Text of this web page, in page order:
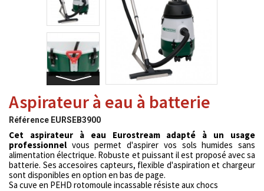
Aspirateur à eau à batterie
Référence EURSEB3900
Cet aspirateur à eau Eurostream adapté à un usage
professionnel vous permet d'aspirer vos sols humides sans
alimentation électrique. Robuste et puissant il est proposé avec sa
batterie. Ses accesoires capteurs, flexible d'aspiration et chargeur
sont disponibles en option en bas de page.
Sa cuve en PEHD rotomoule incassable résiste aux chocs